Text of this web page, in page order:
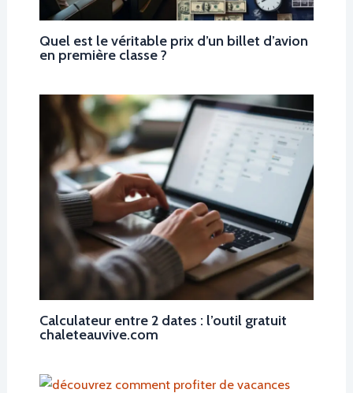
Quel est le véritable prix d’un billet d’avion
en première classe ?
Calculateur entre 2 dates : l’outil gratuit
chaleteauvive.com